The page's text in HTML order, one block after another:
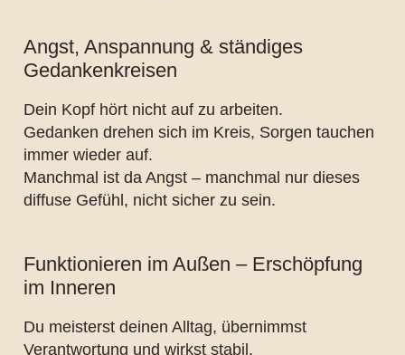
Angst, Anspannung & ständiges
Gedankenkreisen
Dein Kopf hört nicht auf zu arbeiten.
Gedanken drehen sich im Kreis, Sorgen tauchen
immer wieder auf.
Manchmal ist da Angst – manchmal nur dieses
diffuse Gefühl, nicht sicher zu sein.
Funktionieren im Außen – Erschöpfung
im Inneren
Du meisterst deinen Alltag, übernimmst
Verantwortung und wirkst stabil.